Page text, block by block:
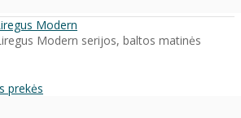
Modern
Modern serijos, baltos matinės
prekės